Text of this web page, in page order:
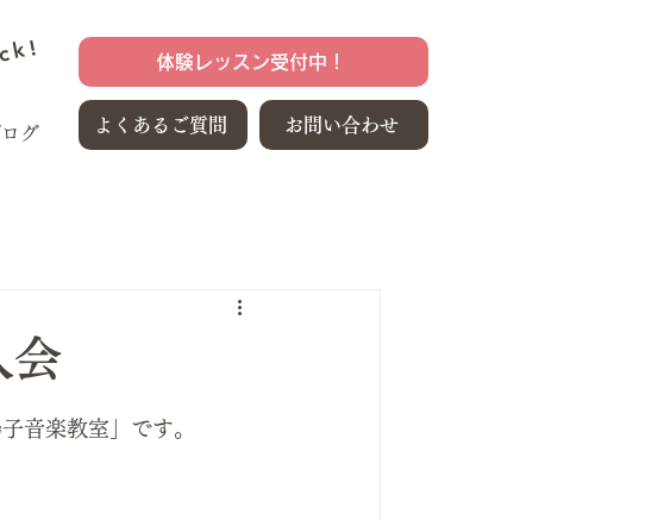
ログ
体験レッスン受付中！
よくあるご質問 お問い合わせ
会
音楽教室」です。